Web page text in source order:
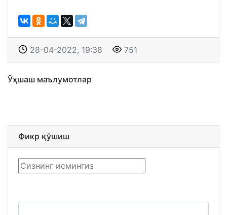
28-04-2022, 19:38 751
Ўҳшаш маълумотлар
Фикр қўшиш